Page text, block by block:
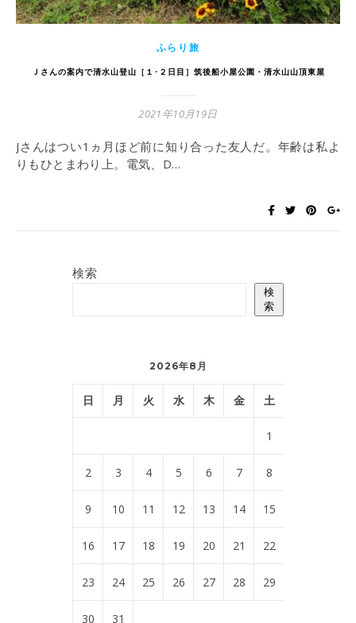
ふらり旅
Ｊさんの案内で清水山登山［１･２日目］筑後船小屋公園・清水山山頂東屋
2021年10月19日
Jさんはつい1ヵ月ほど前に知り合った友人だ。年齢は私よ
りもひとまわり上。電気、D…
検索
検
索
2026年8月
日 月 火 水 木 金 土
1
2 3 4 5 6 7 8
9 10 11 12 13 14 15
16 17 18 19 20 21 22
23 24 25 26 27 28 29
30 31